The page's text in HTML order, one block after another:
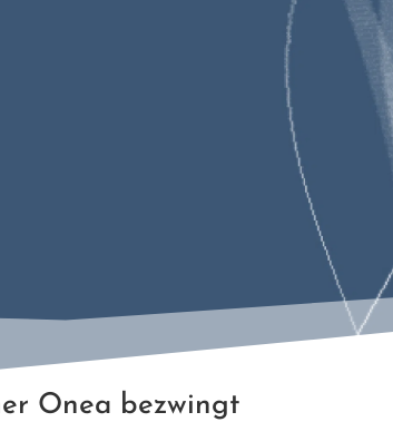
Onea bezwingt